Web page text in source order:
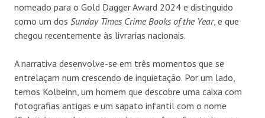
nomeado para o Gold Dagger Award 2024 e distinguido
como um dos Sunday Times Crime Books of the Year, e que
chegou recentemente às livrarias nacionais.
A narrativa desenvolve-se em três momentos que se
entrelaçam num crescendo de inquietação. Por um lado,
temos Kolbeinn, um homem que descobre uma caixa com
fotografias antigas e um sapato infantil com o nome